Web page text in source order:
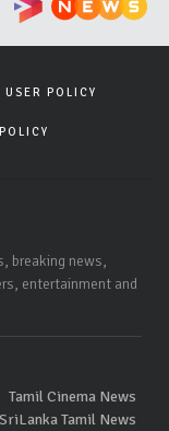
USER POLICY
breaking news,
entertainment and
Tamil Cinema News
SriLanka Tamil News